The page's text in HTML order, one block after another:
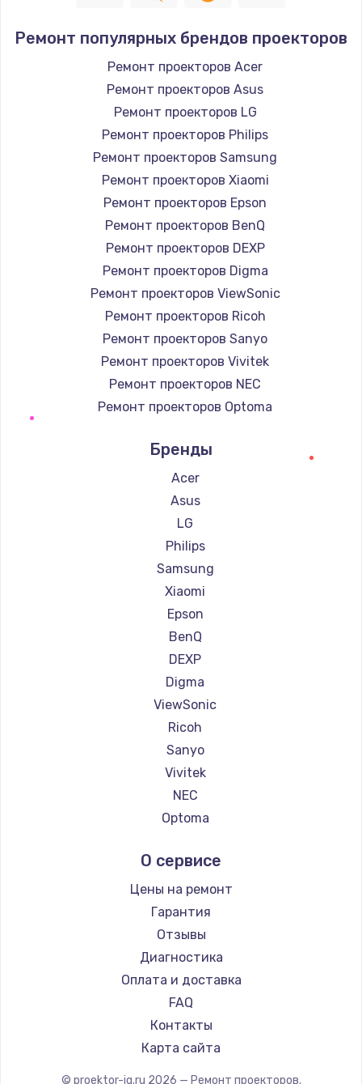
Ремонт популярных брендов проекторов
Ремонт проекторов Acer
Ремонт проекторов Asus
Ремонт проекторов LG
Ремонт проекторов Philips
Ремонт проекторов Samsung
Ремонт проекторов Xiaomi
Ремонт проекторов Epson
Ремонт проекторов BenQ
Ремонт проекторов DEXP
Ремонт проекторов Digma
Ремонт проекторов ViewSonic
Ремонт проекторов Ricoh
Ремонт проекторов Sanyo
Ремонт проекторов Vivitek
Ремонт проекторов NEC
Ремонт проекторов Optoma
Ремонт проекторов Barco
Ремонт проекторов Xgimi
Ремонт проекторов Canon
Ремонт проекторов JVC
Ремонт проекторов Casio
Ремонт проекторов Hiper
Ремонт проекторов HITACHI
Ремонт проекторов Panasonic
Ремонт проекторов Hisense
Бренды
Acer
Asus
LG
Philips
Samsung
Xiaomi
Epson
BenQ
DEXP
Digma
ViewSonic
Ricoh
Sanyo
Vivitek
NEC
Optoma
Barco
Xgimi
Canon
JVC
Casio
Hiper
HITACHI
Panasonic
Hisense
О сервисе
Цены на ремонт
Гарантия
Отзывы
Диагностика
Оплата и доставка
FAQ
Контакты
Карта сайта
© proektor-iq.ru 2026 — Ремонт проекторов.